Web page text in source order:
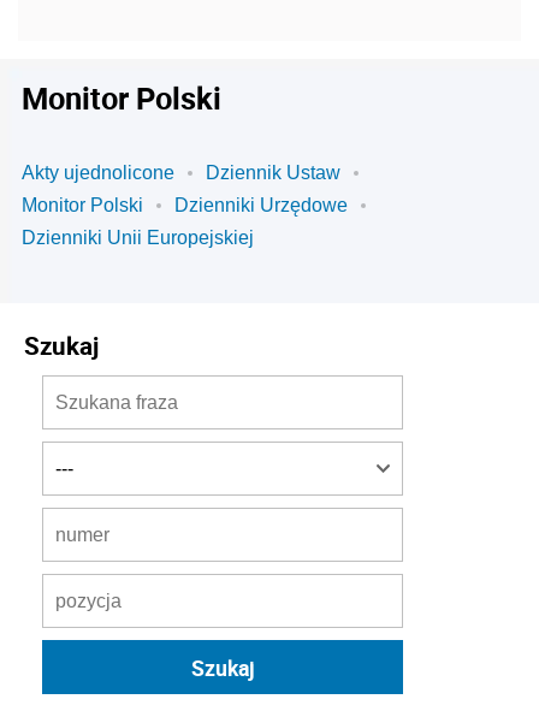
Monitor Polski
Akty ujednolicone
Dziennik Ustaw
Monitor Polski
Dzienniki Urzędowe
Dzienniki Unii Europejskiej
Szukaj